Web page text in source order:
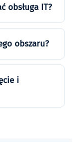
obsługa IT?
obszaru?
i